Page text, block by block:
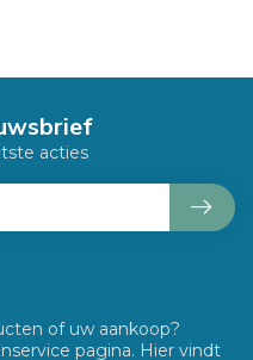
of uw aankoop?
pagina. Hier vindt
acties